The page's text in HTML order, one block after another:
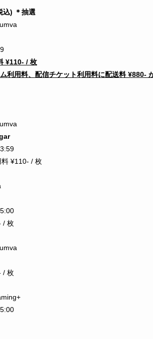
込) ＊抽選
¥110- / 枚
用料、配信チケット利用料に配送料 ¥880-
¥110- / 枚
/ 枚
/ 枚